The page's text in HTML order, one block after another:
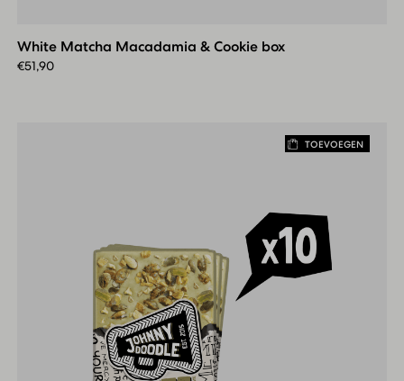
&
Cookie
White Matcha Macadamia & Cookie box
€51,90
TOEVOEGEN